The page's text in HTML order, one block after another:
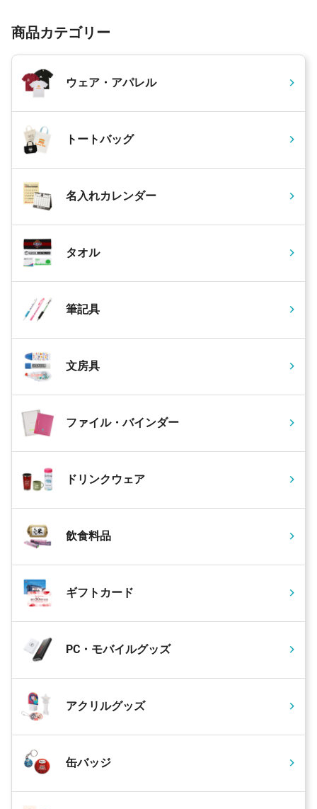
商品カテゴリー
ウェア・アパレル
トートバッグ
名入れカレンダー
タオル
筆記具
文房具
ファイル・バインダー
ドリンクウェア
飲食料品
ギフトカード
PC・モバイルグッズ
アクリルグッズ
缶バッジ